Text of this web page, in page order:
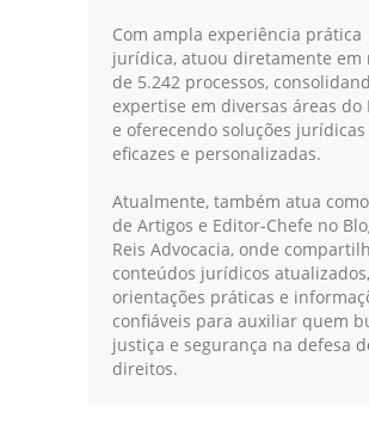
Com ampla experiência prática
jurídica, atuou diretamente em
de 5.242 processos,
expertise em diversas áreas do
e oferecendo soluções jurídicas
eficazes e personalizadas.
Atualmente, também atua
de Artigos e Editor-Chefe no
Reis Advocacia, onde
conteúdos jurídicos atualizados,
orientações práticas e
confiáveis para auxiliar quem
justiça e segurança na defesa
direitos.